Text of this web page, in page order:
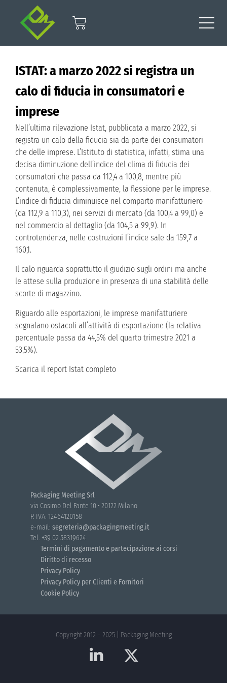
ISTAT: a marzo 2022 si registra un
calo di fiducia in consumatori e
imprese
Nell’ultima rilevazione Istat, pubblicata a marzo 2022, si
registra un calo della fiducia sia da parte dei consumatori
che delle imprese. L’Istituto di statistica, infatti, stima una
decisa diminuzione dell’indice del clima di fiducia dei
consumatori che passa da 112,4 a 100,8, mentre più
contenuta, è complessivamente, la flessione per le imprese.
L’indice di fiducia diminuisce nel comparto manifatturiero
(da 112,9 a 110,3), nei servizi di mercato (da 100,4 a 99,0) e
nel commercio al dettaglio (da 104,5 a 99,9). In
controtendenza, nelle costruzioni l’indice sale da 159,7 a
160,1.
Il calo riguarda soprattutto il giudizio sugli ordini ma anche
le attese sulla produzione in presenza di una stabilità delle
scorte di magazzino.
Riguardo alle esportazioni, le imprese manifatturiere
segnalano ostacoli all’attività di esportazione (la relativa
percentuale passa da 44,5% del quarto trimestre 2021 a
53,5%).
Scarica il report Istat completo
Packaging Meeting Srl
via Cosimo Del Fante 10 • 20122 Milano
P. IVA: 12464120158
e-mail: segreteria@packagingmeeting.it
Tel. +39 02 58319624
Termini di pagamento e partecipazione ai corsi
Diritto di recesso
Privacy Policy
Privacy Policy per Clienti e Fornitori
Cookie Policy
Copyright 2012 – 2025 | Packaging Meeting